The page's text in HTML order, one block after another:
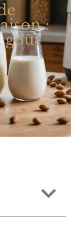
:
goût